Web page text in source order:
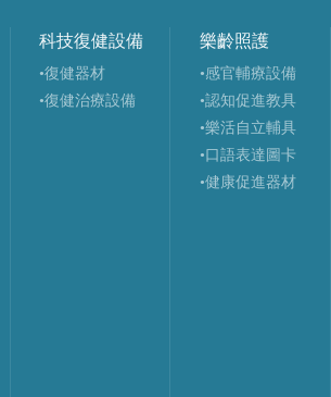
科技復健設備
•復健器材
•復健治療設備
樂齡照護
•感官輔療設備
•認知促進教具
•樂活自立輔具
•口語表達圖卡
•健康促進器材